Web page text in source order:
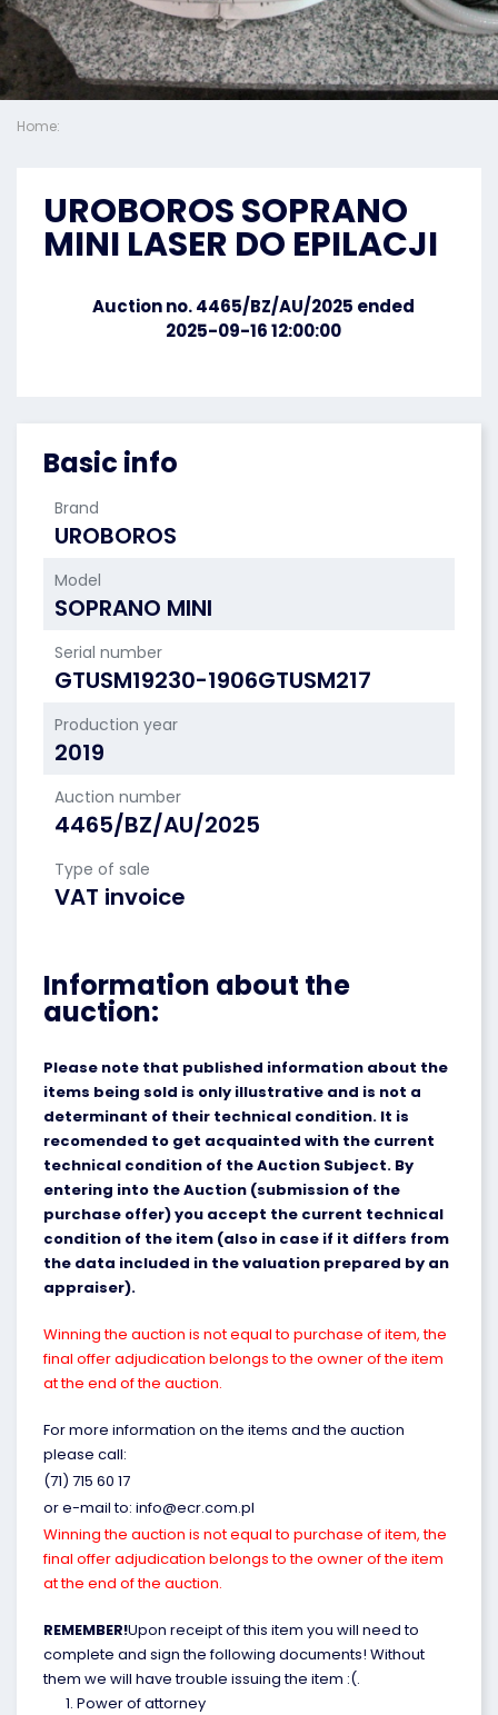
Home:
Basic info
Brand
UROBOROS
Model
SOPRANO MINI
Serial number
GTUSM19230-1906GTUSM217
Production year
2019
Auction number
4465/BZ/AU/2025
Type of sale
VAT invoice
Information about the
auction:
Please note that published information about the
items being sold is only illustrative and is not a
determinant of their technical condition. It is
recomended to get acquainted with the current
technical condition of the Auction Subject. By
entering into the Auction (submission of the
purchase offer) you accept the current technical
condition of the item (also in case if it differs from
the data included in the valuation prepared by an
appraiser).
Winning the auction is not equal to purchase of item, the
final offer adjudication belongs to the owner of the item
at the end of the auction.
For more information on the items and the auction
please call:
(71) 715 60 17
or e-mail to: info@ecr.com.pl
Winning the auction is not equal to purchase of item, the
final offer adjudication belongs to the owner of the item
at the end of the auction.
REMEMBER!Upon receipt of this item you will need to
complete and sign the following documents! Without
them we will have trouble issuing the item :(.
Power of attorney
UROBOROS SOPRANO
MINI LASER DO EPILACJI
Auction no. 4465/BZ/AU/2025 ended
2025-09-16 12:00:00